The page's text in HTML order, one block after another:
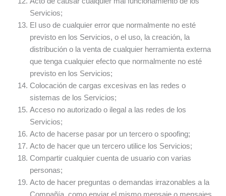
Servicios;
El uso de cualquier error que normalmente no esté
previsto en los Servicios, o el uso, la creación, la
distribución o la venta de cualquier herramienta externa
que tenga cualquier efecto que normalmente no esté
previsto en los Servicios;
Colocación de cargas excesivas en las redes o
sistemas de los Servicios;
Acceso no autorizado o ilegal a las redes de los
Servicios;
Acto de hacerse pasar por un tercero o spoofing;
Acto de hacer que un tercero utilice los Servicios;
Compartir cualquier cuenta de usuario con varias
personas;
Acto de hacer preguntas o demandas irrazonables a la